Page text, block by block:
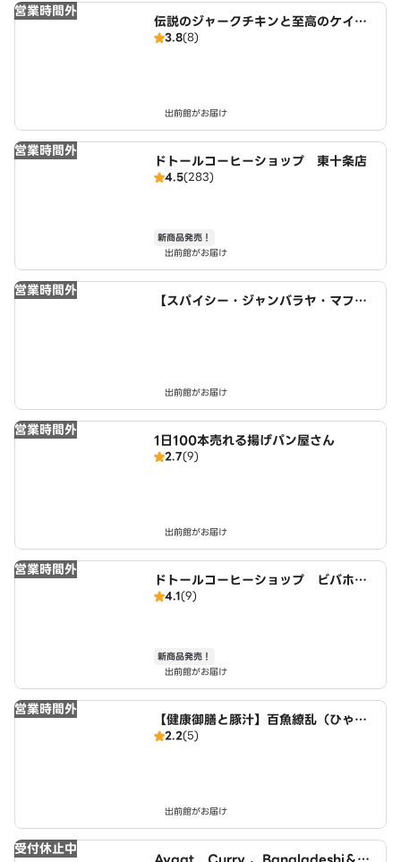
営業時間外
伝説のジャークチキンと至高のケイジ
ャンチキンのお店 カフェ＆バー キ
3.8(8)
出前館がお届け
営業時間外
ドトールコーヒーショップ 東十条店
4.5(283)
新商品発売！
出前館がお届け
営業時間外
【スパイシー・ジャンバラヤ・マフィ
出前館がお届け
営業時間外
1日100本売れる揚げパン屋さん
2.7(9)
出前館がお届け
営業時間外
ドトールコーヒーショップ ビバホー
ム豊島5丁目店
4.1(9)
新商品発売！
出前館がお届け
営業時間外
【健康御膳と豚汁】百魚繚乱（ひゃく
ぎょりょうらん）
2.2(5)
出前館がお届け
受付休止中